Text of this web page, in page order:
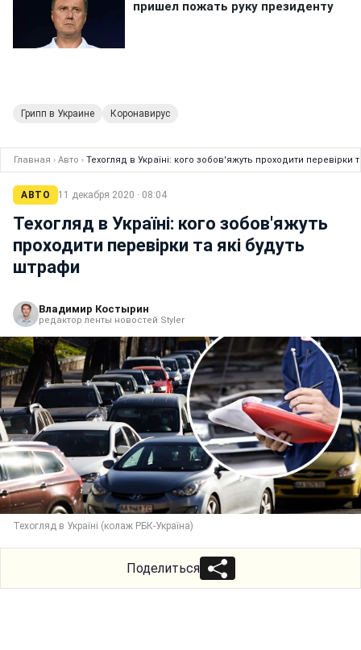
Грипп в Украине Коронавирус
Главная › Авто › Техогляд в Україні: кого зобов'яжуть проходити перевірки
АВТО 11 декабря 2020 · 08:04
Техогляд в Україні: кого зобов'яжуть
проходити перевірки та які будуть
штрафи
Владимир Костырин
редактор ленты новостей Styler
Техогляд в Україні (колаж РБК-Україна)
Поделиться